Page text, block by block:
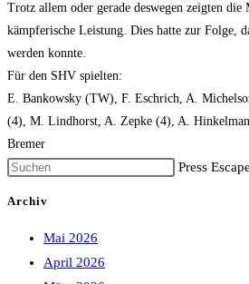
Trotz allem oder gerade deswegen zeigten die
kämpferische Leistung. Dies hatte zur Folge,
werden konnte.
Für den SHV spielten:
E. Bankowsky (TW), F. Eschrich, A.
(4), M. Lindhorst, A. Zepke (4), A.
Bremer
Press
Archiv
Mai 2026
April 2026